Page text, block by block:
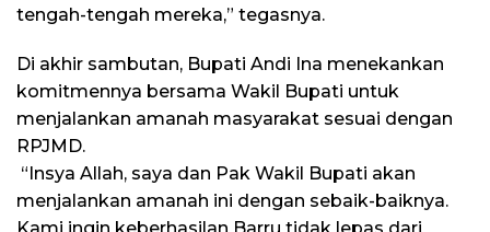
tengah-tengah mereka,” tegasnya.
Di akhir sambutan, Bupati Andi Ina menekankan
komitmennya bersama Wakil Bupati untuk
menjalankan amanah masyarakat sesuai dengan
RPJMD.
“Insya Allah, saya dan Pak Wakil Bupati akan
menjalankan amanah ini dengan sebaik-baiknya.